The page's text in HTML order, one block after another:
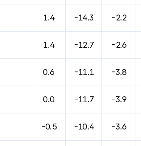
1.4 -14.3 -2.2
1.4 -12.7 -2.6
0.6 -11.1 -3.8
0.0 -11.7 -3.9
-0.5 -10.4 -3.6